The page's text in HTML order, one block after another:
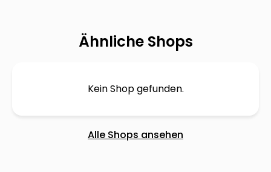
Ähnliche Shops
Kein Shop gefunden.
Alle Shops ansehen